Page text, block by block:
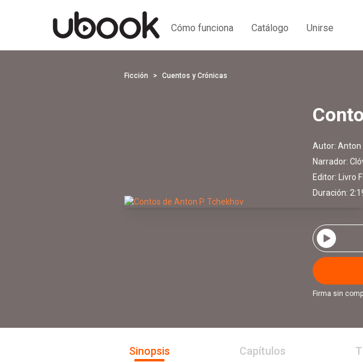
Cómo funciona Catálogo Unirse
Ficción Cuentos y Crónicas
Autor: Anton
Narrador:
Editor:
Livro
Duración:
Firma sin
Sinopsis Capítulos